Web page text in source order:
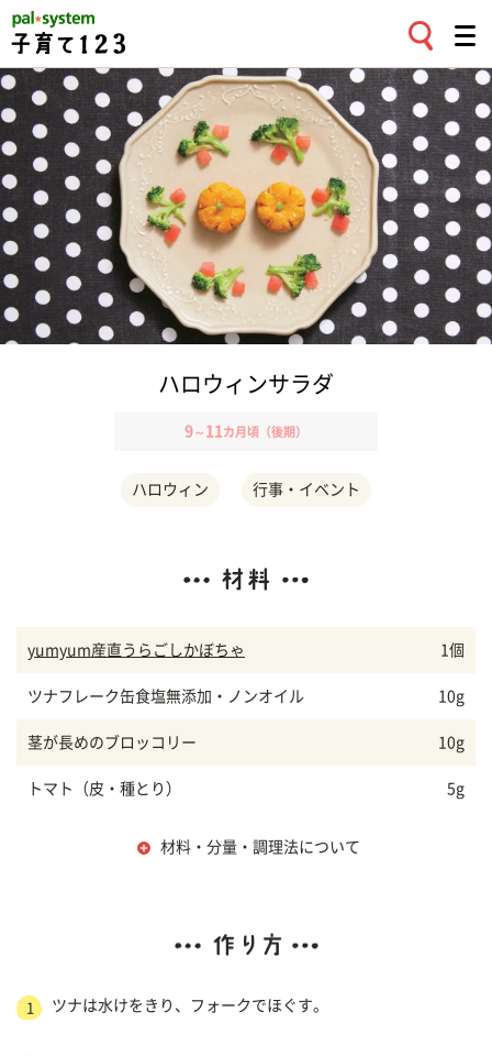
ハロウィンサラダ
9～ 11 カ月頃（後期）
ハロウィン 行事・イベント
yumyum産直うらごしかぼちゃ 1個
ツナフレーク缶食塩無添加・ノンオイル 10g
茎が長めのブロッコリー 10g
トマト（皮・種とり） 5g
材料・分量・調理法について
1 ツナは水けをきり、フォークでほぐす。